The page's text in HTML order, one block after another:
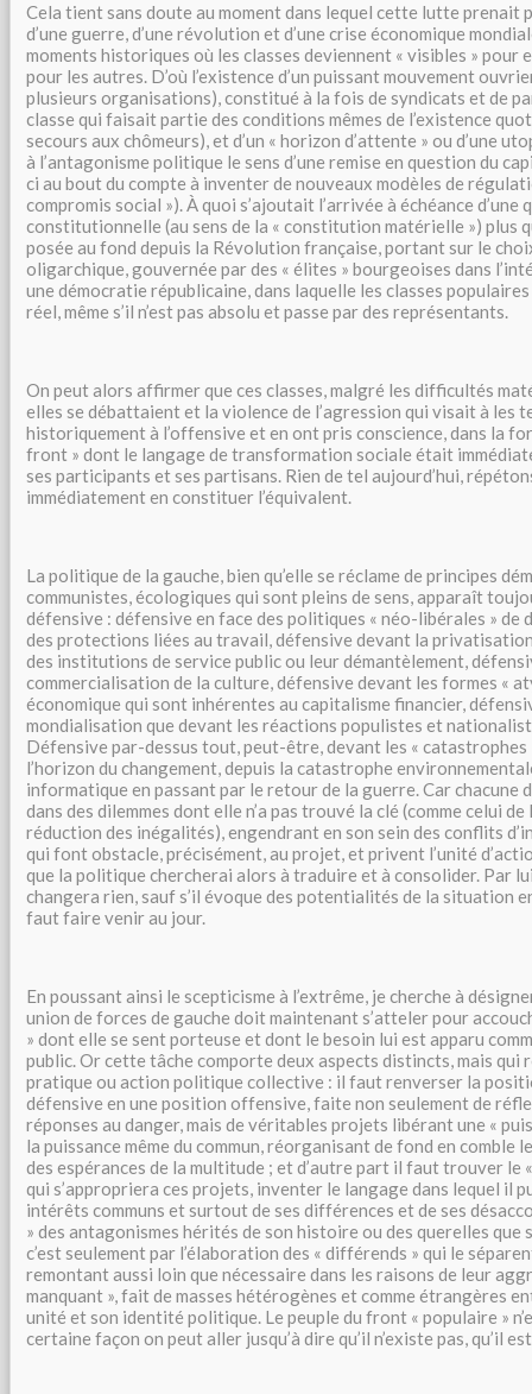
Cela tient sans doute au moment dans lequel cette lutte prenait
d’une guerre, d’une révolution et d’une crise économique
moments historiques où les classes deviennent « visibles » pour
pour les autres. D’où l’existence d’un puissant mouvement
plusieurs organisations), constitué à la fois de syndicats et de
classe qui faisait partie des conditions mêmes de l’existence
secours aux chômeurs), et d’un « horizon d’attente » ou d’une
à l’antagonisme politique le sens d’une remise en question du
ci au bout du compte à inventer de nouveaux modèles de
compromis social »). À quoi s’ajoutait l’arrivée à échéance d’une
constitutionnelle (au sens de la « constitution matérielle ») plus
posée au fond depuis la Révolution française, portant sur le
oligarchique, gouvernée par des « élites » bourgeoises dans
une démocratie républicaine, dans laquelle les classes
réel, même s’il n’est pas absolu et passe par des représentants.
On peut alors affirmer que ces classes, malgré les difficultés
elles se débattaient et la violence de l’agression qui visait à les
historiquement à l’offensive et en ont pris conscience, dans la
front » dont le langage de transformation sociale était
ses participants et ses partisans. Rien de tel aujourd’hui,
immédiatement en constituer l’équivalent.
La politique de la gauche, bien qu’elle se réclame de principes
communistes, écologiques qui sont pleins de sens, apparaît
défensive : défensive en face des politiques « néo-libérales »
des protections liées au travail, défensive devant la
des institutions de service public ou leur démantèlement,
commercialisation de la culture, défensive devant les formes «
économique qui sont inhérentes au capitalisme financier,
mondialisation que devant les réactions populistes et
Défensive par-dessus tout, peut-être, devant les « catastrophes
l’horizon du changement, depuis la catastrophe
informatique en passant par le retour de la guerre. Car chacune
dans des dilemmes dont elle n’a pas trouvé la clé (comme celui
réduction des inégalités), engendrant en son sein des conflits
qui font obstacle, précisément, au projet, et privent l’unité
que la politique chercherai alors à traduire et à consolider. Par
changera rien, sauf s’il évoque des potentialités de la situation
faut faire venir au jour.
En poussant ainsi le scepticisme à l’extrême, je cherche à
union de forces de gauche doit maintenant s’atteler pour
» dont elle se sent porteuse et dont le besoin lui est apparu
public. Or cette tâche comporte deux aspects distincts, mais qui
pratique ou action politique collective : il faut renverser la
défensive en une position offensive, faite non seulement de
réponses au danger, mais de véritables projets libérant une «
la puissance même du commun, réorganisant de fond en comble
des espérances de la multitude ; et d’autre part il faut trouver le
qui s’appropriera ces projets, inventer le langage dans lequel il
intérêts communs et surtout de ses différences et de ses
» des antagonismes hérités de son histoire ou des querelles que
c’est seulement par l’élaboration des « différends » qui le
remontant aussi loin que nécessaire dans les raisons de leur
manquant », fait de masses hétérogènes et comme étrangères
unité et son identité politique. Le peuple du front « populaire »
certaine façon on peut aller jusqu’à dire qu’il n’existe pas, qu’il